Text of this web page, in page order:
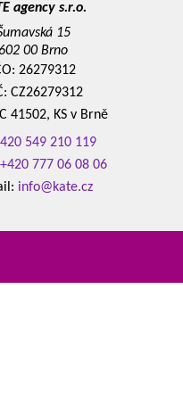
agency s.r.o.
15
602 00 Brno
26279312
CZ26279312
41502, KS v Brně
549 210 119
+420 777 06 08 06
info@kate.cz